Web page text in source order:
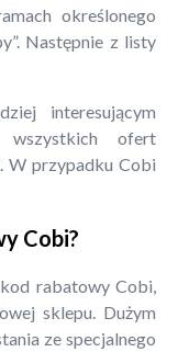
określonego
Następnie z listy
interesującym
wszystkich ofert
W przypadku Cobi
Cobi?
rabatowy Cobi,
sklepu. Dużym
ze specjalnego